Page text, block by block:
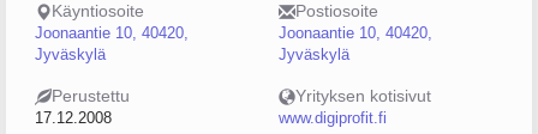
Käyntiosoite
Joonaantie 10, 40420,
Jyväskylä
Postiosoite
Joonaantie 10, 40420,
Jyväskylä
Perustettu
17.12.2008
Yrityksen kotisivut
www.digiprofit.fi